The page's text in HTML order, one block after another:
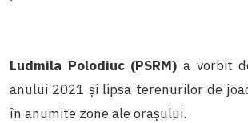
Ludmila Polodiuc (PSRM) a vorbit
anului 2021 și lipsa terenurilor de
în anumite zone ale orașului.